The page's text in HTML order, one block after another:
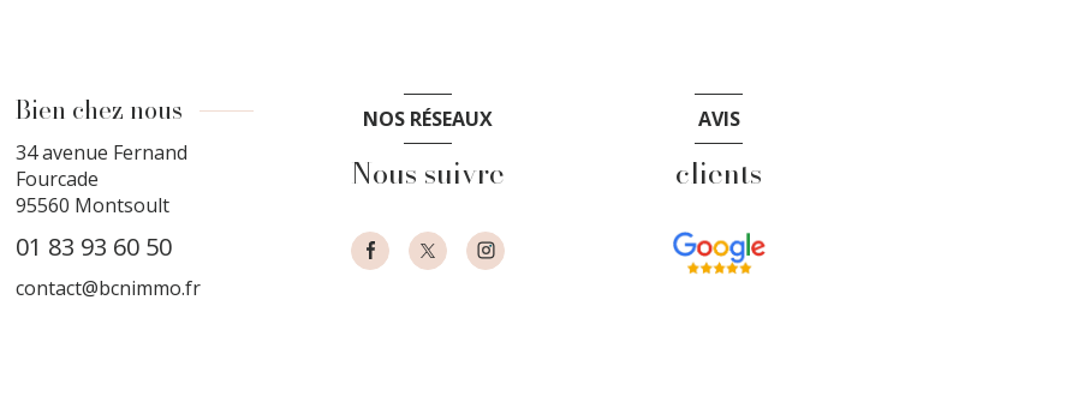
Bien chez nous
34 avenue Fernand
Fourcade
95560 Montsoult
01 83 93 60 50
contact@bcnimmo.fr
NOS RÉSEAUX
Nous suivre
AVIS
clients